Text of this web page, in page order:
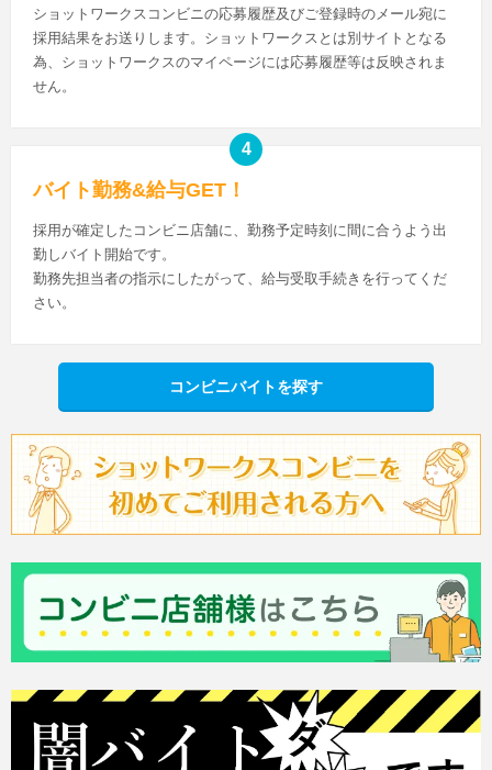
ショットワークスコンビニの応募履歴及びご登録時のメール宛に
採用結果をお送りします。ショットワークスとは別サイトとなる
為、ショットワークスのマイページには応募履歴等は反映されま
せん。
バイト勤務&給与GET！
採用が確定したコンビニ店舗に、勤務予定時刻に間に合うよう出
勤しバイト開始です。
勤務先担当者の指示にしたがって、給与受取手続きを行ってくだ
さい。
コンビニバイトを探す